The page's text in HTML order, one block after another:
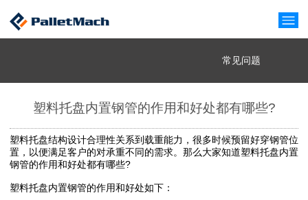
常见问题
塑料托盘内置钢管的作用和好处都有哪些?
塑料托盘结构设计合理性关系到载重能力，很多时候预留好穿钢管位
置，以便满足客户的对承重不同的需求。那么大家知道塑料托盘内置
钢管的作用和好处都有哪些?
塑料托盘内置钢管的作用和好处如下：